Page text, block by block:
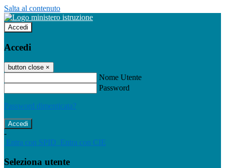
Salta al contenuto
Accedi
Accedi
button close ×
Nome Utente
Password
Password dimenticata?
-
Entra con SPID Entra con CIE
Seleziona utente